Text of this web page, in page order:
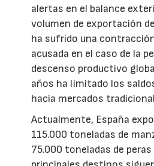
alertas en el balance
volumen de exportación
ha sufrido una
acusada en el caso de la
descenso productivo
años ha limitado los
hacia mercados
Actualmente, España
115.000 toneladas de
75.000 toneladas de